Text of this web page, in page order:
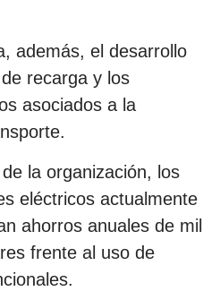
además, el desarrollo
recarga y los
asociados a la
la organización, los
eléctricos actualmente
ahorros anuales de mil
frente al uso de